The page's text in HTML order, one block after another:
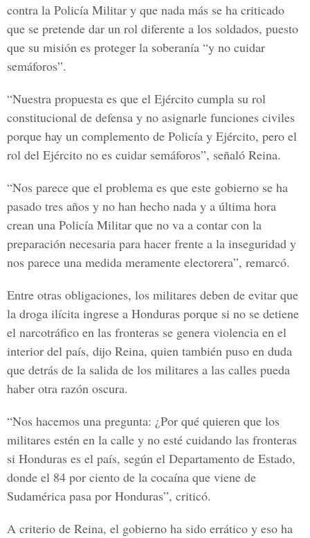
contra la Policía Militar y que nada más se ha criticado
que se pretende dar un rol diferente a los soldados, puesto
que su misión es proteger la soberanía “y no cuidar
semáforos”.
“Nuestra propuesta es que el Ejército cumpla su rol
constitucional de defensa y no asignarle funciones civiles
porque hay un complemento de Policía y Ejército, pero el
rol del Ejército no es cuidar semáforos”, señaló Reina.
“Nos parece que el problema es que este gobierno se ha
pasado tres años y no han hecho nada y a última hora
crean una Policía Militar que no va a contar con la
preparación necesaria para hacer frente a la inseguridad y
nos parece una medida meramente electorera”, remarcó.
Entre otras obligaciones, los militares deben de evitar que
la droga ilícita ingrese a Honduras porque si no se detiene
el narcotráfico en las fronteras se genera violencia en el
interior del país, dijo Reina, quien también puso en duda
que detrás de la salida de los militares a las calles pueda
haber otra razón oscura.
“Nos hacemos una pregunta: ¿Por qué quieren que los
militares estén en la calle y no esté cuidando las fronteras
si Honduras es el país, según el Departamento de Estado,
donde el 84 por ciento de la cocaína que viene de
Sudamérica pasa por Honduras”, criticó.
A criterio de Reina, el gobierno ha sido errático y eso ha